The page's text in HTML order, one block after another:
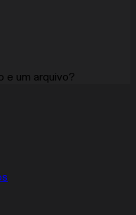
e um arquivo?